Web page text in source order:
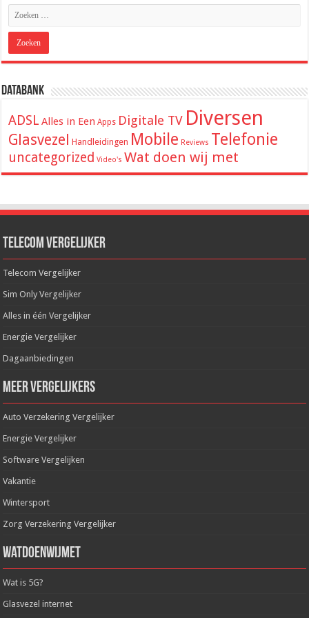
Databank
ADSL Alles in Een Apps Digitale TV Diversen
Glasvezel Handleidingen Mobile Reviews Telefonie
uncategorized Video's Wat doen wij met
Telecom Vergelijker
Telecom Vergelijker
Sim Only Vergelijker
Alles in één Vergelijker
Energie Vergelijker
Dagaanbiedingen
Meer Vergelijkers
Auto Verzekering Vergelijker
Energie Vergelijker
Software Vergelijken
Vakantie
Wintersport
Zorg Verzekering Vergelijker
WatDoenWijMet
Wat is 5G?
Glasvezel internet